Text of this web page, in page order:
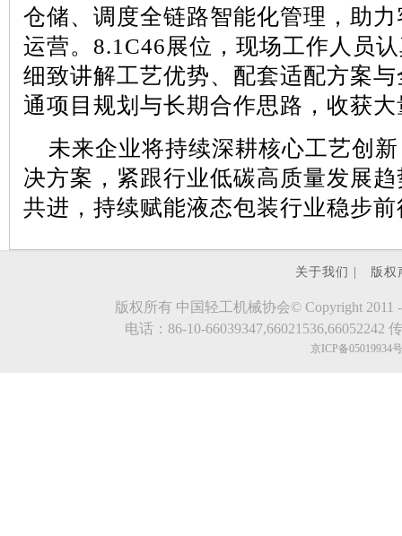
仓储、调度全链路智能化管理，助
运营。 8.1C46展位，现场工作人员
细致讲解工艺优势、配套适配方案
通项目规划与长期合作思路，收获
未来企业将持续深耕核心工艺创
决方案，紧跟行业低碳高质量发展
共进，持续赋能液态包装行业稳步前
关于我们 | 版
版权所有 中国轻工机械协会© Copyright 2011 -
电话：86-10-66039347,66021536,66052242
京ICP备05019934号